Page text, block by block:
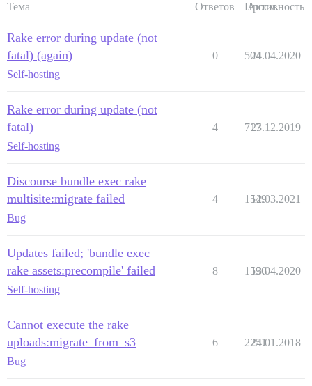
Тема Ответов Просм.
Активность
Rake error during update (not
fatal) (again)
Self-hosting
0 504
24.04.2020
Rake error during update (not
fatal)
Self-hosting
4 717
23.12.2019
Discourse bundle exec rake
multisite:migrate failed
Bug
4 1549
12.03.2021
Updates failed; 'bundle exec
rake assets:precompile' failed
Self-hosting
8 1596
13.04.2020
Cannot execute the rake
uploads:migrate_from_s3
Bug
6 2251
24.01.2018